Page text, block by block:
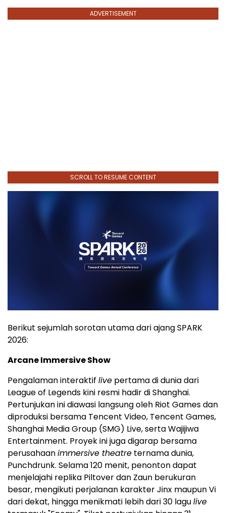
ADVERTISEMENT
SCROLL TO RESUME CONTENT
Berikut sejumlah sorotan utama dari ajang SPARK
2026:
Arcane Immersive Show
Pengalaman interaktif live pertama di dunia dari
League of Legends kini resmi hadir di Shanghai.
Pertunjukan ini diawasi langsung oleh Riot Games dan
diproduksi bersama Tencent Video, Tencent Games,
Shanghai Media Group (SMG) Live, serta Wajijiwa
Entertainment. Proyek ini juga digarap bersama
perusahaanimmersive theatre ternama dunia,
Punchdrunk. Selama 120 menit, penonton dapat
menjelajahi replika Piltover dan Zaun berukuran
besar, mengikuti perjalanan karakter Jinx maupun Vi
dari dekat, hingga menikmati lebih dari 30 lagulive